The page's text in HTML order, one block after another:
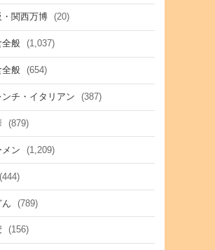
・関西万博 (20)
全般 (1,037)
全般 (654)
ンチ・イタリアン (387)
(879)
メン (1,209)
(444)
ん (789)
(156)